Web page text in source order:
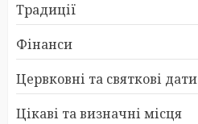
Традиції
Фінанси
Цервковні та святкові дати
Цікаві та визначні місця